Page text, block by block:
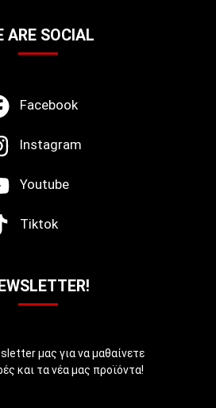
ARE SOCIAL
Facebook
Instagram
Youtube
Tiktok
μας για να μαθαίνετε
και τα νέα μας προϊόντα!